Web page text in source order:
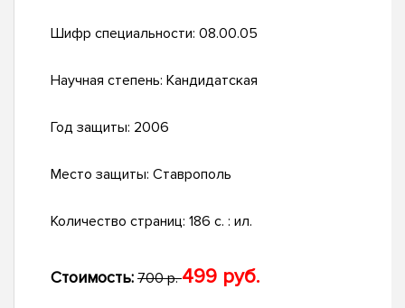
Шифр специальности: 08.00.05
Научная степень: Кандидатская
Год защиты: 2006
Место защиты: Ставрополь
Количество страниц: 186 с. : ил.
Стоимость: 700 р.499 руб.